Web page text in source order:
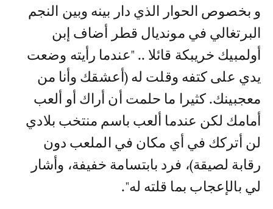
و بخصوص الحوار الذي دار بينه وبين النجم
البرتغالي في مونديال قطر أضاف إبن
أولمبيك خريبكة قائلا .. "عندما رأيته وضعت
يدي على كتفه وقلت له (أعشقك وأنا من
معجبينك. كثيرا ما حلمت أن أراك أو ألعب
أمامك لكن عندما ألعب باسم منتخب بلادي
لن أتركك في أي مكان في الملعب دون
رقابة لصيقة)، فرد بابتسامة خفيفة، وأشار
لي بالإعجاب بما قلته له".